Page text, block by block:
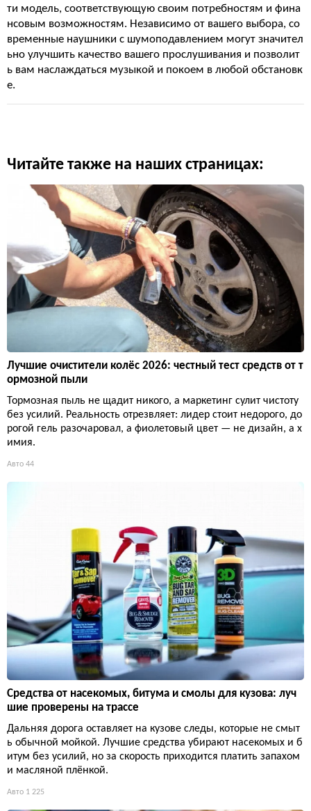
ти модель, соответствующую своим потребностям и фина
нсовым возможностям. Независимо от вашего выбора, со
временные наушники с шумоподавлением могут значител
ьно улучшить качество вашего прослушивания и позволит
ь вам наслаждаться музыкой и покоем в любой обстановк
е.
Читайте также на наших страницах:
Лучшие очистители колёс 2026: честный тест средств от т
ормозной пыли
Тормозная пыль не щадит никого, а маркетинг сулит чистоту
без усилий. Реальность отрезвляет: лидер стоит недорого, до
рогой гель разочаровал, а фиолетовый цвет — не дизайн, а х
имия.
Авто 44
Средства от насекомых, битума и смолы для кузова: луч
шие проверены на трассе
Дальняя дорога оставляет на кузове следы, которые не смыт
ь обычной мойкой. Лучшие средства убирают насекомых и б
итум без усилий, но за скорость приходится платить запахом
и масляной плёнкой.
Авто 1 225